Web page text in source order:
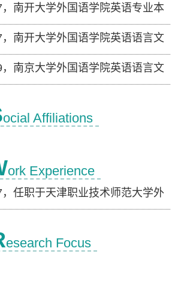
南开大学外国语学院英语专业本
南开大学外国语学院英语语言文
南京大学外国语学院英语语言文
ocial Affiliations
ork Experience
任职于天津职业技术师范大学外
esearch Focus